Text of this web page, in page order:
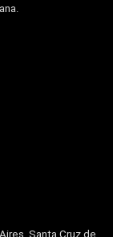
Santa Cruz de